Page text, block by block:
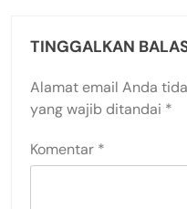
TINGGALKAN
Alamat email Anda
yang wajib ditandai *
Komentar *